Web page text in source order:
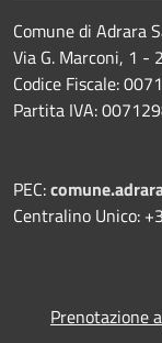
Comune di Adrara
Via G. Marconi, 1 -
Codice Fiscale:
Partita IVA:
PEC:
Centralino Unico:
Prenotazione